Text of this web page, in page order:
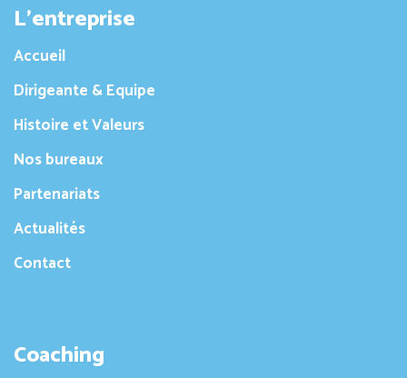
L’entreprise
Accueil
Dirigeante & Equipe
Histoire et Valeurs
Nos bureaux
Partenariats
Actualités
Contact
Coaching